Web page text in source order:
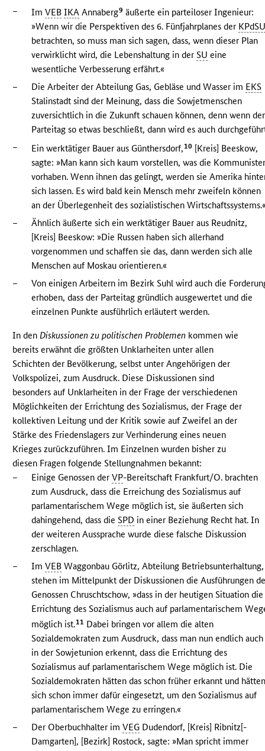
–
ImVEB IKA Annaberg9 äußerte ein parteiloser Ingenieur:
»Wenn wir die Perspektiven des 6. Fünfjahrplanes der
betrachten, so muss man sich sagen, dass, wenn dieser Plan
verwirklicht wird, die Lebenshaltung in derSU eine
wesentliche Verbesserung erfährt.«
–
Die Arbeiter der Abteilung Gas, Gebläse und Wasser im EKS
Stalinstadt sind der Meinung, dass die Sowjetmenschen
zuversichtlich in die Zukunft schauen können, denn wenn der
Parteitag so etwas beschließt, dann wird es auch
–
Ein werktätiger Bauer aus Günthersdorf,10 [Kreis] Beeskow,
sagte: »Man kann sich kaum vorstellen, was die
vorhaben. Wenn ihnen das gelingt, werden sie Amerika
sich lassen. Es wird bald kein Mensch mehr zweifeln können
an der Überlegenheit des sozialistischen
–
Ähnlich äußerte sich ein werktätiger Bauer aus Reudnitz,
[Kreis] Beeskow: »Die Russen haben sich allerhand
vorgenommen und schaffen sie das, dann werden sich alle
Menschen auf Moskau orientieren.«
–
Von einigen Arbeitern im Bezirk Suhl wird auch die
erhoben, dass der Parteitag gründlich ausgewertet und die
einzelnen Punkte ausführlich erläutert werden.
In den Diskussionen zu politischen Problemen kommen wie
bereits erwähnt die größten Unklarheiten unter allen
Schichten der Bevölkerung, selbst unter Angehörigen der
Volkspolizei, zum Ausdruck. Diese Diskussionen sind
besonders auf Unklarheiten in der Frage der verschiedenen
Möglichkeiten der Errichtung des Sozialismus, der Frage der
kollektiven Leitung und der Kritik sowie auf Zweifel an der
Stärke des Friedenslagers zur Verhinderung eines neuen
Krieges zurückzuführen. Im Einzelnen wurden bisher zu
diesen Fragen folgende Stellungnahmen bekannt:
–
Einige Genossen derVP-Bereitschaft Frankfurt/O. brachten
zum Ausdruck, dass die Erreichung des Sozialismus auf
parlamentarischem Wege möglich ist, sie äußerten sich
dahingehend, dass dieSPD in einer Beziehung Recht hat. In
der weiteren Aussprache wurde diese falsche Diskussion
zerschlagen.
–
ImVEB Waggonbau Görlitz, Abteilung Betriebsunterhaltung,
stehen im Mittelpunkt der Diskussionen die Ausführungen
Genossen Chruschtschow, »dass in der heutigen Situation die
Errichtung des Sozialismus auch auf parlamentarischem
möglich ist.11 Dabei bringen vor allem die alten
Sozialdemokraten zum Ausdruck, dass man nun endlich auch
in der Sowjetunion erkennt, dass die Errichtung des
Sozialismus auf parlamentarischem Wege möglich ist. Die
Sozialdemokraten hätten das schon früher erkannt und
sich schon immer dafür eingesetzt, um den Sozialismus auf
parlamentarischem Wege zu erringen.«
–
Der Oberbuchhalter imVEG Dudendorf, [Kreis] Ribnitz[-
Damgarten], [Bezirk] Rostock, sagte: »Man spricht immer